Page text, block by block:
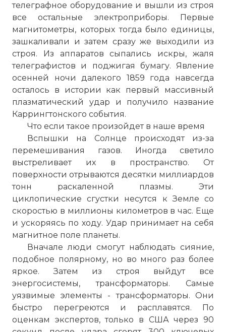
телеграфное оборудование и вышли из строя
все остальные электроприборы. Первые
магнитометры, которых тогда было единицы,
зашкаливали и затем сразу же выходили из
строя. Из аппаратов сыпались искры, жаля
телеграфистов и поджигая бумагу. Явление
осенней ночи далекого 1859 года навсегда
осталось в истории как первый массивный
плазматический удар и получило название
Каррингтонского события.
Что если такое произойдет в наше время
Вспышки на Солнце происходят из-за
перемешивания газов. Иногда светило
выстреливает их в пространство. От
поверхности отрываются десятки миллиардов
тонн раскаленной плазмы. Эти
циклопические сгустки несутся к Земле со
скоростью в миллионы километров в час. Еще
и ускоряясь по ходу. Удар принимает на себя
магнитное поле планеты.
Вначале люди смогут наблюдать сияние,
подобное полярному, но во много раз более
яркое. Затем из строя выйдут все
энергосистемы, трансформаторы. Самые
уязвимые элементы - трансформаторы. Они
быстро перегреются и расплавятся. По
оценкам экспертов, только в США через 90